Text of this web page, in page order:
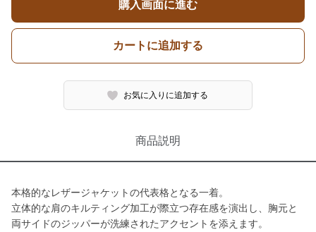
購入画面に進む
カートに追加する
お気に入りに追加する
商品説明
本格的なレザージャケットの代表格となる一着。
立体的な肩のキルティング加工が際立つ存在感を演出し、胸元と
両サイドのジッパーが洗練されたアクセントを添えます。